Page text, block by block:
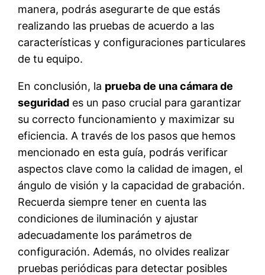
manera, podrás asegurarte de que estás
realizando las pruebas de acuerdo a las
características y configuraciones particulares
de tu equipo.
En conclusión, la prueba de una cámara de
seguridad es un paso crucial para garantizar
su correcto funcionamiento y maximizar su
eficiencia. A través de los pasos que hemos
mencionado en esta guía, podrás verificar
aspectos clave como la calidad de imagen, el
ángulo de visión y la capacidad de grabación.
Recuerda siempre tener en cuenta las
condiciones de iluminación y ajustar
adecuadamente los parámetros de
configuración. Además, no olvides realizar
pruebas periódicas para detectar posibles